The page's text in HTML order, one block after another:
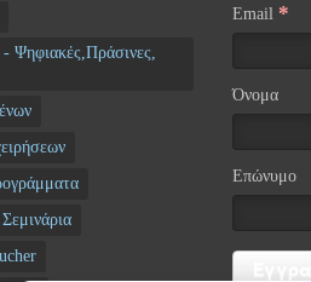
Ψηφιακές,Πράσινες,
Email *
Όνομα
Επώνυμο